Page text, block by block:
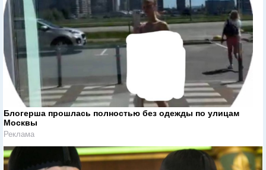
Блогерша прошлась полностью без одежды по улицам
Москвы
Реклама